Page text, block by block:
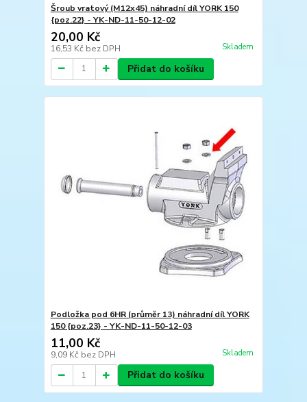
Šroub vratový (M12x45) náhradní díl YORK 150
{poz.22} - YK-ND-11-50-12-02
20,00 Kč
16,53 Kč bez DPH Skladem
Přidat do košíku
Podložka pod 6HR (průměr 13) náhradní díl YORK
150 {poz.23} - YK-ND-11-50-12-03
11,00 Kč
9,09 Kč bez DPH Skladem
Přidat do košíku